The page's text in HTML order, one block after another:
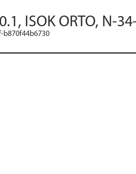
ISOK ORTO, N-
b870f44b6730